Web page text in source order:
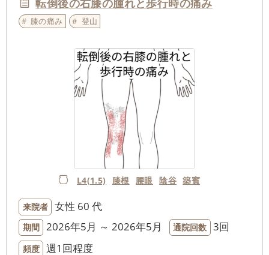
膝の痛み 登山
L4(1.5) 膝根 腰眼 陰谷 築賓
来院者 女性 60 代
期間 2026年5月 ～ 2026年5月 通院回数 3回
頻度 週1回程度